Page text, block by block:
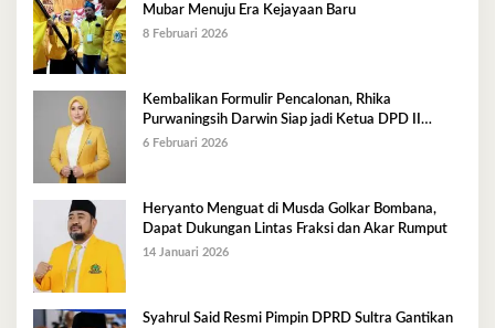
Mubar Menuju Era Kejayaan Baru
8 Februari 2026
Kembalikan Formulir Pencalonan, Rhika
Purwaningsih Darwin Siap jadi Ketua DPD II
Golkar Mubar
6 Februari 2026
Heryanto Menguat di Musda Golkar Bombana,
Dapat Dukungan Lintas Fraksi dan Akar Rumput
14 Januari 2026
Syahrul Said Resmi Pimpin DPRD Sultra Gantikan